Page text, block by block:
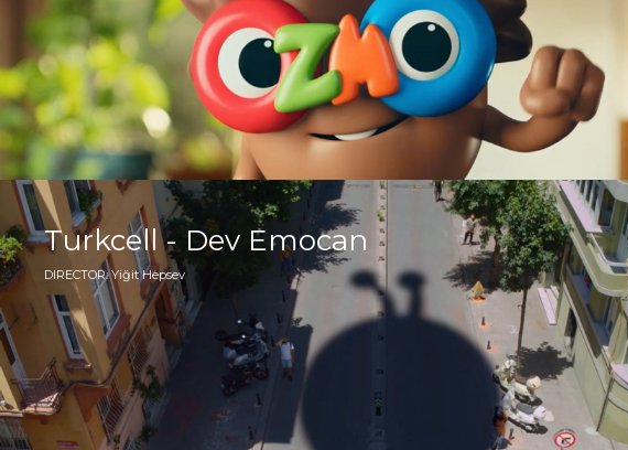
Turkcell - Dev Emocan
DIRECTOR: Yiğit Hepsev